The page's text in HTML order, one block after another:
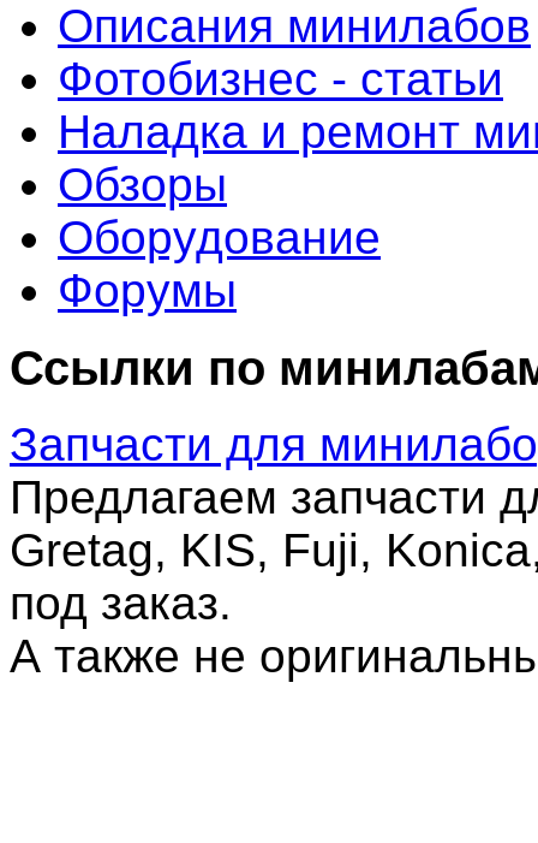
Описания минилабов
Фотобизнес - статьи
Наладка и ремонт
Обзоры
Оборудование
Форумы
Ссылки по
Запчасти для
Предлагаем запчасти
Gretag, KIS, Fuji,
под заказ.
А также не